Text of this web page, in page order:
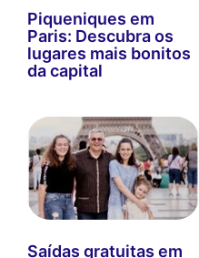
Piqueniques em
Paris: Descubra os
lugares mais bonitos
da capital
Saídas gratuitas em